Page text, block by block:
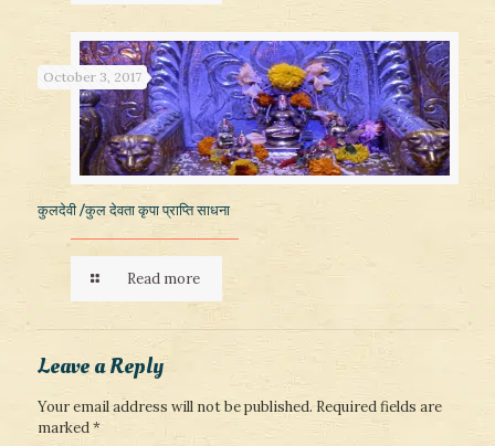
October 3, 2017
कुलदेवी /कुल देवता कृपा प्राप्ति साधना
Read more
Leave a Reply
Your email address will not be published. Required fields are
marked*